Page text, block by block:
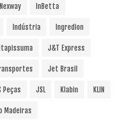
InBetta
Indústria Ingredion
Itapissuma J&T Express
Jet Brasil
Peças JSL Klabin KLIN
Madeiras